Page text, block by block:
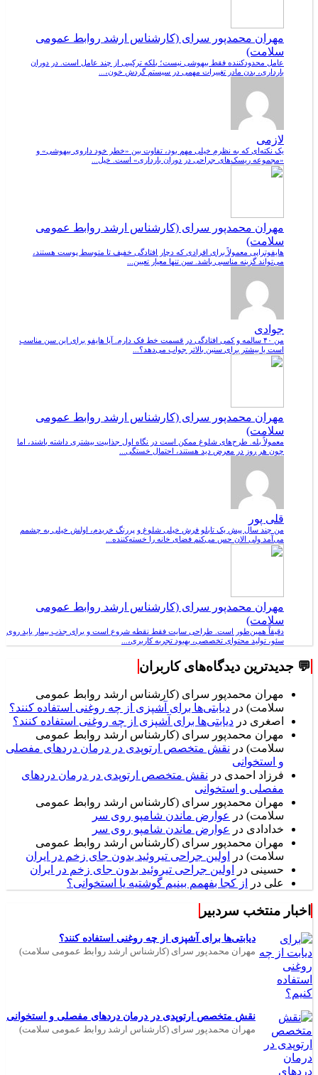
مهران محمدپور سرای (کارشناس ارشد روابط عمومی
سلامت)
عامل محدودکننده فقط بیهوشی نیست؛ بلکه ترکیبی از چند عامل است. در دوران
بارداری، بدن مادر تغییرات مهمی در سیستم گردش خون،...
لازمی
یک نکته‌ای که به نظرم خیلی مهم بود، تفاوت بین «خطر خود داروی بیهوشی» و
«مجموعه ریسک‌های جراحی در دوران بارداری» است. خیل...
مهران محمدپور سرای (کارشناس ارشد روابط عمومی
سلامت)
هایفوتراپی معمولاً برای افرادی که دچار افتادگی خفیف تا متوسط پوست هستند،
می‌تواند گزینه مناسبی باشد. سن تنها معیار تعیین...
جوادی
من ۴۰ سالمه و کمی افتادگی در قسمت خط فک دارم. آیا هایفو برای این سن مناسب
است یا بیشتر برای سنین بالاتر جواب می‌دهد؟...
مهران محمدپور سرای (کارشناس ارشد روابط عمومی
سلامت)
معمولاً بله. طرح‌های شلوغ ممکن است در نگاه اول جذابیت بیشتری داشته باشند، اما
چون هر روز در معرض دید هستند، احتمال خستگی...
قلی پور
من چند سال پیش یک تابلو فرش خیلی شلوغ و پررنگ خریدم، اولش خیلی به چشمم
می‌آمد ولی الان حس می‌کنم فضای خانه را خسته‌کننده...
مهران محمدپور سرای (کارشناس ارشد روابط عمومی
سلامت)
دقیقاً همین‌طور است. طراحی سایت فقط نقطه شروع است و برای جذب بیمار باید روی
سئو، تولید محتوای تخصصی، بهبود تجربه کاربری،...
💬 جدیدترین دیدگاه‌های کاربران
مهران محمدپور سرای (کارشناس ارشد روابط عمومی
سلامت) در دیابتی‌ها برای آشپزی از چه روغنی استفاده کنند؟
اصغری در دیابتی‌ها برای آشپزی از چه روغنی استفاده کنند؟
مهران محمدپور سرای (کارشناس ارشد روابط عمومی
سلامت) در نقش متخصص ارتوپدی در درمان دردهای مفصلی
و استخوانی
فرزاد احمدی در نقش متخصص ارتوپدی در درمان دردهای
مفصلی و استخوانی
مهران محمدپور سرای (کارشناس ارشد روابط عمومی
سلامت) در
عوارض ماندن شامپو روی سر
خدادادی در
عوارض ماندن شامپو روی سر
مهران محمدپور سرای (کارشناس ارشد روابط عمومی
سلامت) در
اولین جراحی تیروئید بدون جای زخم در ایران
حسینی در
اولین جراحی تیروئید بدون جای زخم در ایران
علی در از کجا بفهمم بینیم گوشتیه یا استخوانی؟
اخبار منتخب سردبیر
دیابتی‌ها برای آشپزی از چه روغنی استفاده کنند؟
مهران محمدپور سرای (کارشناس ارشد روابط عمومی سلامت)
نقش متخصص ارتوپدی در درمان دردهای مفصلی و استخوانی
مهران محمدپور سرای (کارشناس ارشد روابط عمومی سلامت)